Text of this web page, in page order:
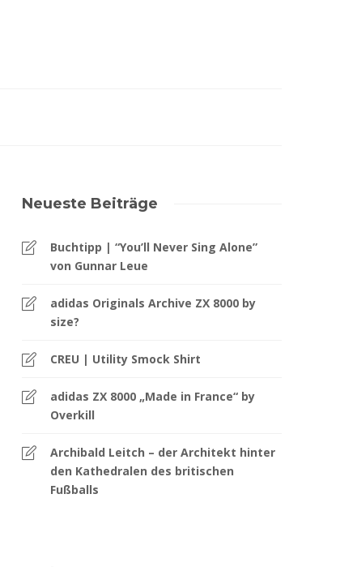
Neueste Beiträge
Buchtipp | “You’ll Never Sing Alone”
von Gunnar Leue
adidas Originals Archive ZX 8000 by
size?
CREU | Utility Smock Shirt
adidas ZX 8000 „Made in France“ by
Overkill
Archibald Leitch – der Architekt hinter
den Kathedralen des britischen
Fußballs